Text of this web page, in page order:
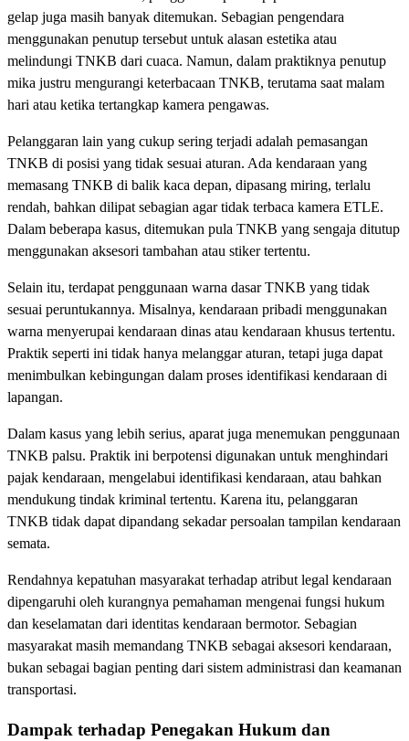
gelap juga masih banyak ditemukan. Sebagian pengendara
menggunakan penutup tersebut untuk alasan estetika atau
melindungi TNKB dari cuaca. Namun, dalam praktiknya penutup
mika justru mengurangi keterbacaan TNKB, terutama saat malam
hari atau ketika tertangkap kamera pengawas.
Pelanggaran lain yang cukup sering terjadi adalah pemasangan
TNKB di posisi yang tidak sesuai aturan. Ada kendaraan yang
memasang TNKB di balik kaca depan, dipasang miring, terlalu
rendah, bahkan dilipat sebagian agar tidak terbaca kamera ETLE.
Dalam beberapa kasus, ditemukan pula TNKB yang sengaja ditutup
menggunakan aksesori tambahan atau stiker tertentu.
Selain itu, terdapat penggunaan warna dasar TNKB yang tidak
sesuai peruntukannya. Misalnya, kendaraan pribadi menggunakan
warna menyerupai kendaraan dinas atau kendaraan khusus tertentu.
Praktik seperti ini tidak hanya melanggar aturan, tetapi juga dapat
menimbulkan kebingungan dalam proses identifikasi kendaraan di
lapangan.
Dalam kasus yang lebih serius, aparat juga menemukan penggunaan
TNKB palsu. Praktik ini berpotensi digunakan untuk menghindari
pajak kendaraan, mengelabui identifikasi kendaraan, atau bahkan
mendukung tindak kriminal tertentu. Karena itu, pelanggaran
TNKB tidak dapat dipandang sekadar persoalan tampilan kendaraan
semata.
Rendahnya kepatuhan masyarakat terhadap atribut legal kendaraan
dipengaruhi oleh kurangnya pemahaman mengenai fungsi hukum
dan keselamatan dari identitas kendaraan bermotor. Sebagian
masyarakat masih memandang TNKB sebagai aksesori kendaraan,
bukan sebagai bagian penting dari sistem administrasi dan keamanan
transportasi.
Dampak terhadap Penegakan Hukum dan